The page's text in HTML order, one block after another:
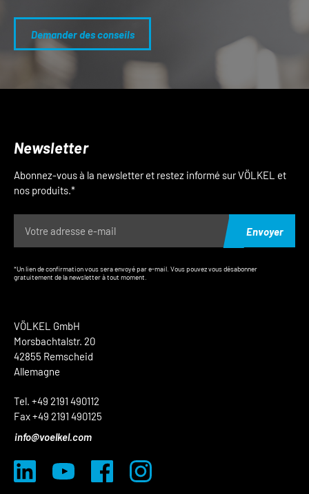
Demander des conseils
VÖLKEL GmbH
Morsbachtalstr. 20
42855 Remscheid
Allemagne
Tel. +49 2191 490112
Fax +49 2191 490125
info@voelkel.com
Newsletter
Abonnez-vous à la newsletter et restez informé sur VÖLKEL et
nos produits.*
Envoyer
*Un lien de confirmation vous sera envoyé par e-mail. Vous pouvez vous désabonner
gratuitement de la newsletter à tout moment.